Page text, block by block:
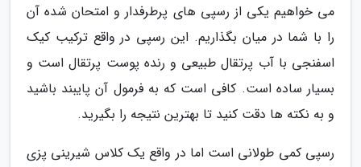
می خواهیم یکی از رسپی های پرطرفدار و امتحان شده آن
را با شما در میان بگذاریم. این رسپی در واقع ترکیب کیک
اسفنجی با آب پرتقال طبیعی و رنده پوست پرتقال است و
بسیار ساده است. کافی است که به فرمول آن پایبند باشید
و به نکته ها دقت کنید تا بهترین نتیجه را بگیرید.
رسپی کمی طولانی است اما در واقع یک کلاس شیرینی پزی